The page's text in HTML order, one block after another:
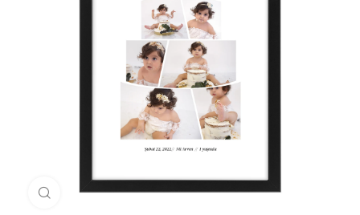
Büyük halini göster